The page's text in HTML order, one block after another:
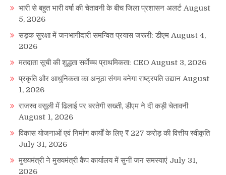
भारी से बहुत भारी वर्षा की चेतावनी के बीच जिला प्रशासन अलर्ट August
5, 2026
सड़क सुरक्षा में जनभागीदारी समन्वित प्रयास जरूरी: डीएम August 4,
2026
मतदाता सूची की शुद्धता सर्वाेच्च प्राथमिकता: CEO August 3, 2026
प्रकृति और आधुनिकता का अनूठा संगम बनेगा राष्ट्रपति उद्यान August
1, 2026
राजस्व वसूली में ढिलाई पर बरतेगी सख्ती, डीएम ने दी कड़ी चेतावनी
August 1, 2026
विकास योजनाओं एवं निर्माण कार्यों के लिए ₹ 227 करोड़ की वित्तीय स्वीकृति
July 31, 2026
मुख्यमंत्री ने मुख्यमंत्री कैंप कार्यालय में सुनीं जन समस्याएं July 31,
2026